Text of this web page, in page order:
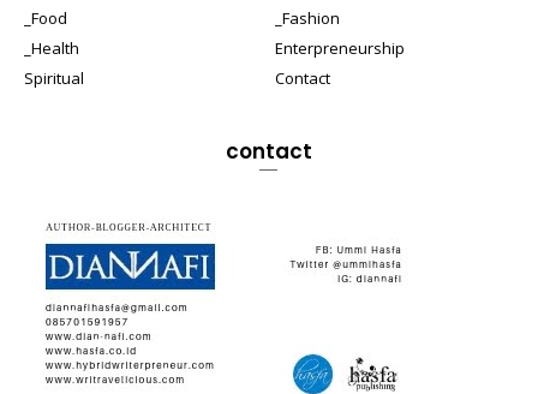
_Food
_Fashion
_Health
Enterpreneurship
Spiritual
Contact
contact